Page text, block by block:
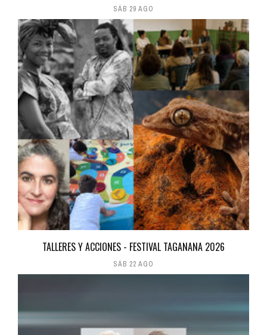
SÁB 29 AGO
TALLERES Y ACCIONES - FESTIVAL TAGANANA 2026
SÁB 22 AGO